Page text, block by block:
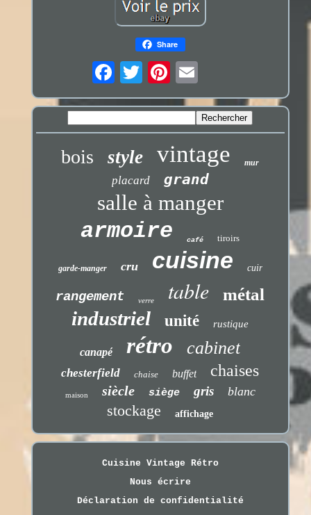
Share
bois style vintage mur
placard grand
salle à manger
armoire café tiroirs
garde-manger cru cuisine cuir
rangement verre table métal
industriel unité rustique
canapé rétro cabinet
chesterfield chaise buffet chaises
maison siècle siège gris blanc
stockage affichage
Cuisine Vintage Rétro
Nous écrire
Déclaration de confidentialité